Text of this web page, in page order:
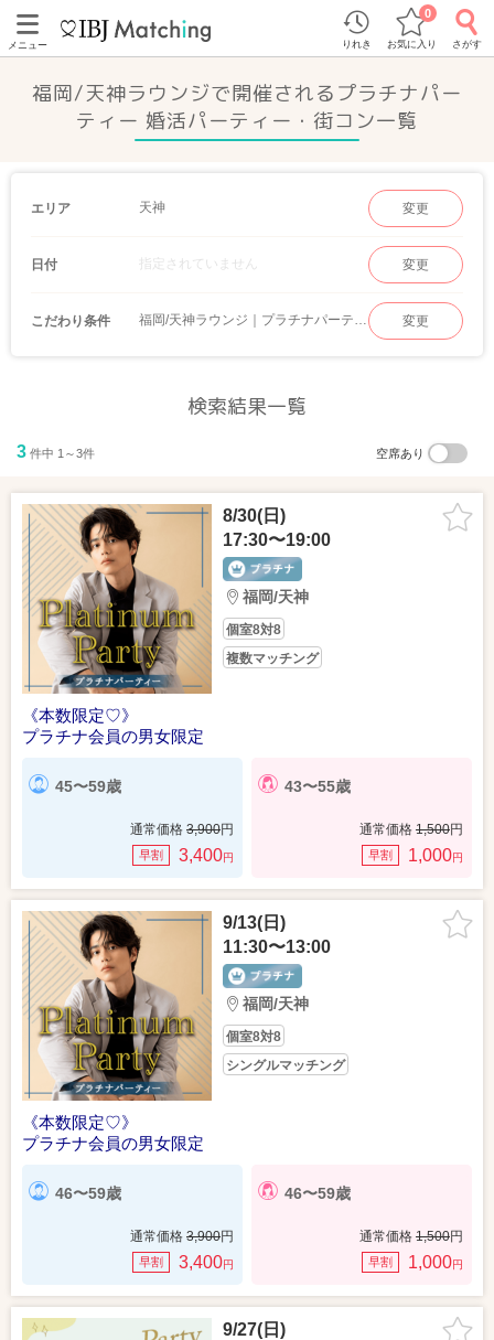
メニュー りれき お気に入り
0
さがす
福岡/天神ラウンジで開催されるプラチナパー
ティー 婚活パーティー・街コン一覧
エリア 天神 変更
日付 指定されていません 変更
こだわり条件 福岡/天神ラウンジ｜プラチナパーティー 変更
検索結果一覧
3 件中 1～3件 空席あり
8/30(日)
17:30〜19:00
福岡/天神
個室8対8
複数マッチング
《本数限定♡》
プラチナ会員の男女限定
45〜59歳
通常価格 3,900円
早割 3,400円
43〜55歳
通常価格 1,500円
早割 1,000円
9/13(日)
11:30〜13:00
福岡/天神
個室8対8
シングルマッチング
《本数限定♡》
プラチナ会員の男女限定
46〜59歳
通常価格 3,900円
早割 3,400円
46〜59歳
通常価格 1,500円
早割 1,000円
9/27(日)